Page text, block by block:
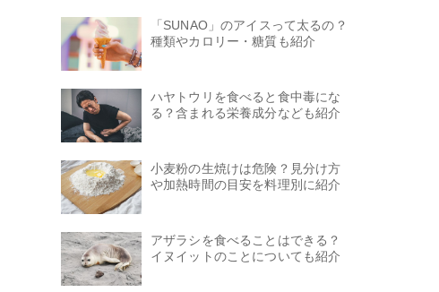
「SUNAO」のアイスって太るの？
種類やカロリー・糖質も紹介
ハヤトウリを食べると食中毒にな
る？含まれる栄養成分なども紹介
小麦粉の生焼けは危険？見分け方
や加熱時間の目安を料理別に紹介
アザラシを食べることはできる？
イヌイットのことについても紹介